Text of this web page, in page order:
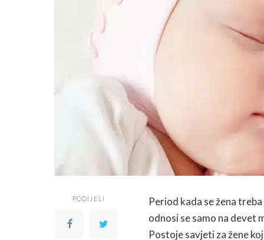
PODIJELI
Period kada se žena
odnosi se samo na devet
Postoje savjeti za žene